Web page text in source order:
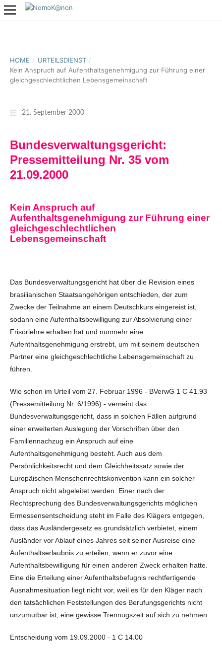
HOME / URTEILSDIENST /
Kein Anspruch auf Aufenthaltsgenehmigung zur Führung einer
gleichgeschlechtlichen Lebensgemeinschaft
21. September 2000
Bundesverwaltungsgericht:
Pressemitteilung Nr. 35 vom
21.09.2000
Kein Anspruch auf
Aufenthaltsgenehmigung zur Führung einer
gleichgeschlechtlichen
Lebensgemeinschaft
Das Bundesverwaltungsgericht hat über die Revision eines
brasilianischen Staatsangehörigen entschieden, der zum
Zwecke der Teilnahme an einem Deutschkurs eingereist ist,
sodann eine Aufenthaltsbewilligung zur Absolvierung einer
Frisörlehre erhalten hat und nunmehr eine
Aufenthaltsgenehmigung erstrebt, um mit seinem deutschen
Partner eine gleichgeschlechtliche Lebensgemeinschaft zu
führen.
Wie schon im Urteil vom 27. Februar 1996 - BVerwG 1 C 41.93
(Pressemitteilung Nr. 6/1996) - verneint das
Bundesverwaltungsgericht, dass in solchen Fällen aufgrund
einer erweiterten Auslegung der Vorschriften über den
Familiennachzug ein Anspruch auf eine
Aufenthaltsgenehmigung besteht. Auch aus dem
Persönlichkeitsrecht und dem Gleichheitssatz sowie der
Europäischen Menschenrechtskonvention kann ein solcher
Anspruch nicht abgeleitet werden. Einer nach der
Rechtsprechung des Bundesverwaltungsgerichts möglichen
Ermessensentscheidung steht im Falle des Klägers entgegen,
dass das Ausländergesetz es grundsätzlich verbietet, einem
Ausländer vor Ablauf eines Jahres seit seiner Ausreise eine
Aufenthaltserlaubnis zu erteilen, wenn er zuvor eine
Aufenthaltsbewilligung für einen anderen Zweck erhalten hatte.
Eine die Erteilung einer Aufenthaltsbefugnis rechtfertigende
Ausnahmesituation liegt nicht vor, weil es für den Kläger nach
den tatsächlichen Feststellungen des Berufungsgerichts nicht
unzumutbar ist, eine gewisse Trennugszeit auf sich zu nehmen.
Entscheidung vom 19.09.2000 - 1 C 14.00